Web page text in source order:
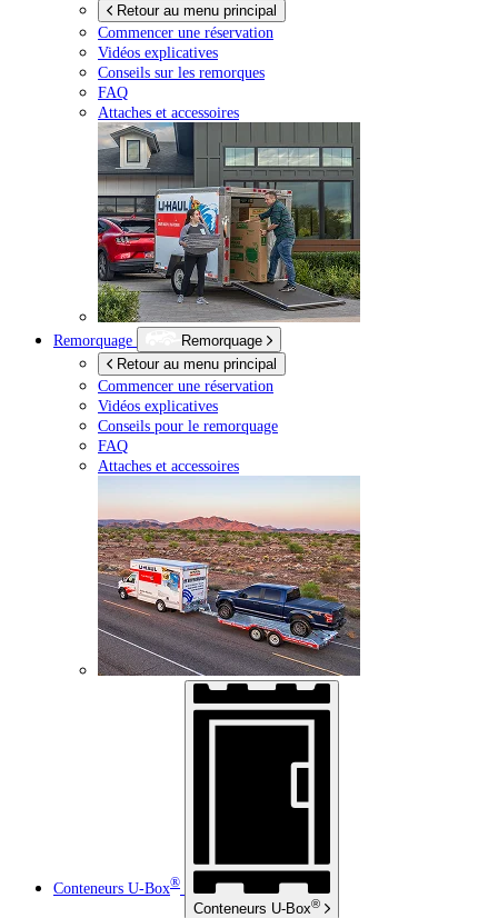
Retour au menu principal
Commencer une réservation
Vidéos explicatives
Conseils sur les remorques
FAQ
Attaches et accessoires
Remorquage
Remorquage
Retour au menu principal
Commencer une réservation
Vidéos explicatives
Conseils pour le remorquage
FAQ
Attaches et accessoires
Conteneurs U-Box®
Conteneurs U-Box®